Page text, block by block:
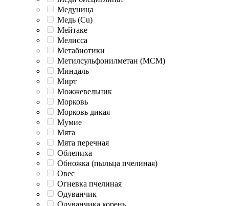
Медуница
Медь (Cu)
Мейтаке
Мелисса
Метабиотики
Метилсульфонилметан (МСМ)
Миндаль
Мирт
Можжевельник
Морковь
Морковь дикая
Мумие
Мята
Мята перечная
Облепиха
Обножка (пыльца пчелиная)
Овес
Огневка пчелиная
Одуванчик
Одуванчика корень